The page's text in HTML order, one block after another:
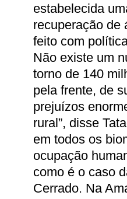
estabelecida
recuperação de
feito com
Não existe um
torno de 140
pela frente, de
prejuízos
rural”, disse
em todos os
ocupação
como é o caso
Cerrado. Na